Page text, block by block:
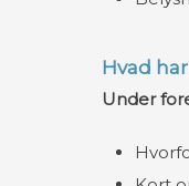
Hvad
Under